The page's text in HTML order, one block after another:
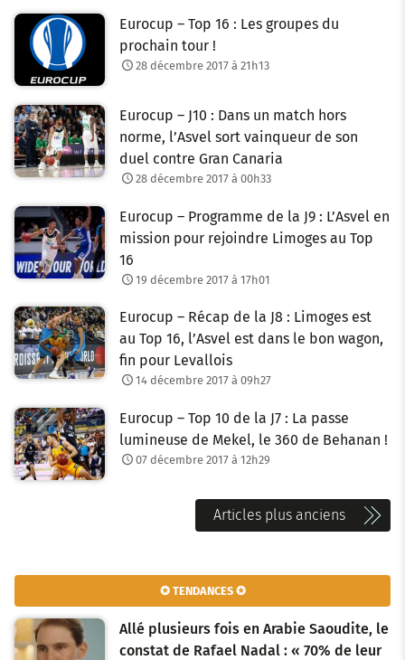
Eurocup – Top 16 : Les groupes du
prochain tour !
28 décembre 2017 à 21h13
Eurocup – J10 : Dans un match hors
norme, l’Asvel sort vainqueur de son
duel contre Gran Canaria
28 décembre 2017 à 00h33
Eurocup – Programme de la J9 : L’Asvel en
mission pour rejoindre Limoges au Top
16
19 décembre 2017 à 17h01
Eurocup – Récap de la J8 : Limoges est
au Top 16, l’Asvel est dans le bon wagon,
fin pour Levallois
14 décembre 2017 à 09h27
Eurocup – Top 10 de la J7 : La passe
lumineuse de Mekel, le 360 de Behanan !
07 décembre 2017 à 12h29
v
i
g
Articles plus anciens
✪ TENDANCES ✪
Allé plusieurs fois en Arabie Saoudite, le
constat de Rafael Nadal : « 70% de leur